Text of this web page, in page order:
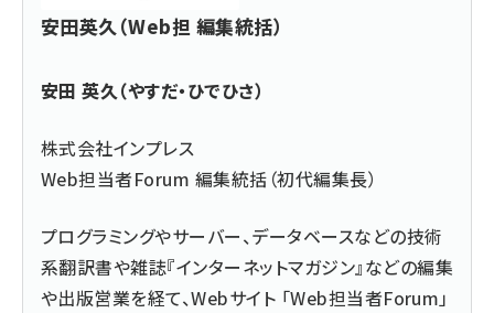
安田英久（Web担 編集統括）
安田 英久（やすだ・ひでひさ）
株式会社インプレス
Web担当者Forum 編集統括（初代編集長）
プログラミングやサーバー、データベースなどの技術
系翻訳書や雑誌『インターネットマガジン』などの編集
や出版営業を経て、Webサイト 「Web担当者Forum」